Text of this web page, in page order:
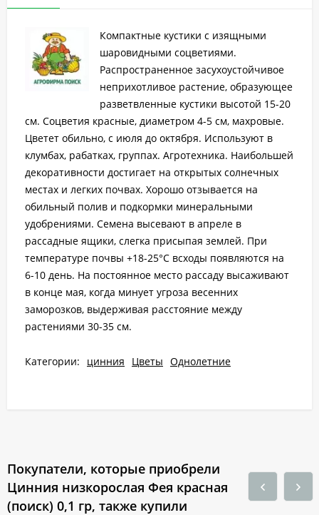
Компактные кустики с изящными
шаровидными соцветиями.
Распространенное засухоустойчивое
неприхотливое растение, образующее
разветвленные кустики высотой 15-20
см. Соцветия красные, диаметром 4-5 см, махровые.
Цветет обильно, с июля до октября. Используют в
клумбах, рабатках, группах. Агротехника. Наибольшей
декоративности достигает на открытых солнечных
местах и легких почвах. Хорошо отзывается на
обильный полив и подкормки минеральными
удобрениями. Семена высевают в апреле в
рассадные ящики, слегка присыпая землей. При
температуре почвы +18-25°С всходы появляются на
6-10 день. На постоянное место рассаду высаживают
в конце мая, когда минует угроза весенних
заморозков, выдерживая расстояние между
растениями 30-35 см.
Категории: цинния Цветы Однолетние
Покупатели, которые приобрели
Цинния низкорослая Фея красная
(поиск) 0,1 гр, также купили